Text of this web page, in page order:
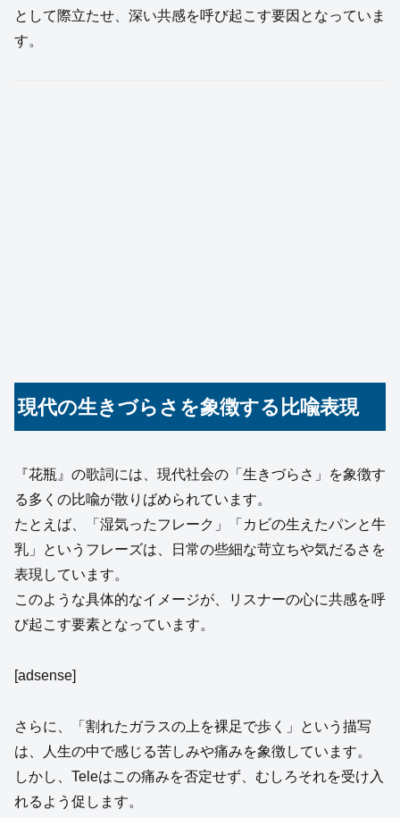
として際立たせ、深い共感を呼び起こす要因となっていま
す。
現代の生きづらさを象徴する比喩表現
『花瓶』の歌詞には、現代社会の「生きづらさ」を象徴す
る多くの比喩が散りばめられています。
たとえば、「湿気ったフレーク」「カビの生えたパンと牛
乳」というフレーズは、日常の些細な苛立ちや気だるさを
表現しています。
このような具体的なイメージが、リスナーの心に共感を呼
び起こす要素となっています。
[adsense]
さらに、「割れたガラスの上を裸足で歩く」という描写
は、人生の中で感じる苦しみや痛みを象徴しています。
しかし、Teleはこの痛みを否定せず、むしろそれを受け入
れるよう促します。